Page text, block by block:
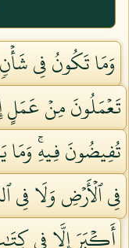
وَمَا تَكُونُ فِي
تَعۡمَلُونَ مِنۡ عَمَلٍ
تُفِيضُونَ فِيهِۚ
فِي ٱلۡأَرۡضِ وَلَا
أَكۡبَرَ إِلَّا فِي